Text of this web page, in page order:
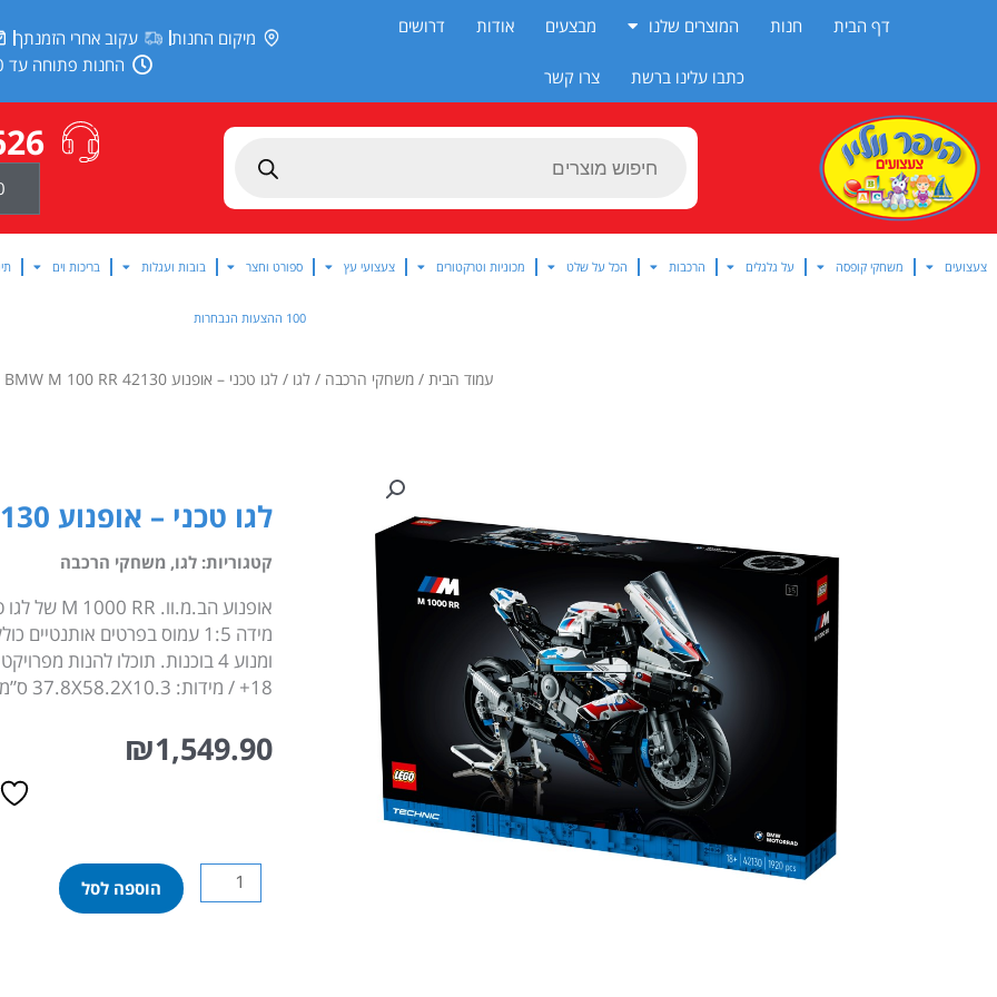
דף הבית חנות המוצרים שלנו מבצעים אודות דרושים
כתבו עלינו ברשת צרו קשר
מיקום החנות עקוב אחרי הזמנתך
החנות פתוחה עד 20:00
Products
צעצועים משחקי קופסה על גלגלים הרכבות הכל על שלט מכוניות וטרקטורים צעצועי עץ ספורט וחצר בובות ועגלות בריכות וים
100 ההצעות הנבחרות
עמוד הבית / משחקי הרכבה / לגו / לגו טכני – אופנוע BMW M 100 RR 42130
לגו טכני – אופנוע BMW M 100 RR 42130
קטגוריות:לגו,משחקי הרכבה
ומנוע 4 בוכנות. תוכלו להנות
18+ / מידות: 37.8X58.2X10.3 ס”מ / ארץ ייצור: צ’כיה / מס’ חלקים: 1920
₪1,549.90
כמות
של
הוספה לסל